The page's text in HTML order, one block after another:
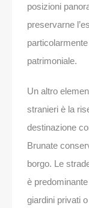
posizioni
preservarne
patrimoniale.
Un altro
stranieri è la
destinazione
Brunate
borgo. Le
è
giardini privati